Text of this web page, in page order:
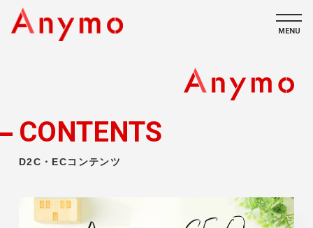
私たちについて
MENU
CONTENTS
D2C・ECコンテンツ